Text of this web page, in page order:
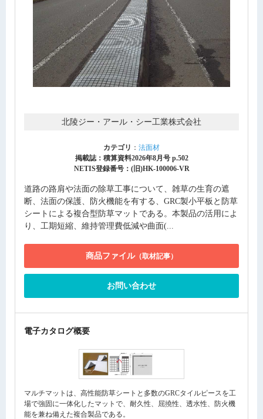
北陵ジー・アール・シー工業株式会社
カテゴリ ： 法面材
掲載誌：積算資料2026年8月号 p.502
NETIS登録番号：(旧)HK-100006-VR
道路の路肩や法面の除草工事について、雑草の生育の遮
断、法面の保護、防火機能を有する、GRC製小平板と防草
シートによる複合型防草マットである。本製品の活用によ
り、工期短縮、維持管理費低減や曲面(...
商品ファイル（取材記事）
お問い合わせ
電子カタログ概要
マルチマットは、高性能防草シートと多数のGRCタイルピースを工
場で強固に一体化したマットで、耐久性、屈撓性、透水性、防火機
能を兼ね備えた複合製品である。